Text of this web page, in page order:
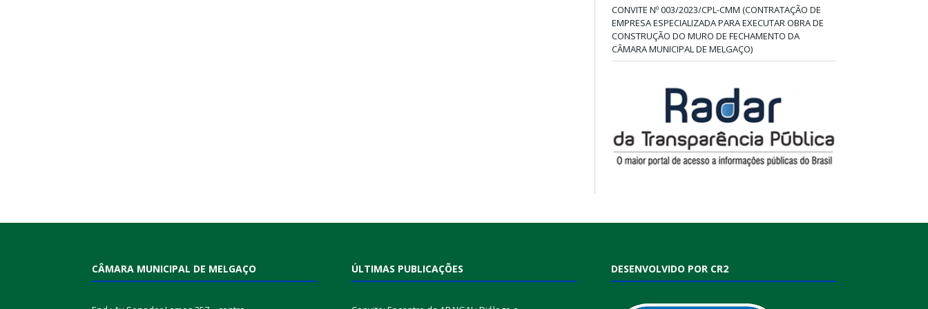
CONVITE Nº 003/2023/CPL-CMM (CONTRATAÇÃO DE
EMPRESA ESPECIALIZADA PARA EXECUTAR OBRA DE
CONSTRUÇÃO DO MURO DE FECHAMENTO DA
CÂMARA MUNICIPAL DE MELGAÇO)
CÂMARA MUNICIPAL DE MELGAÇO ÚLTIMAS PUBLICAÇÕES DESENVOLVIDO POR CR2